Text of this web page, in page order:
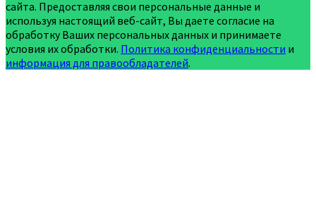
сайта. Предоставляя свои персональные данные и
используя настоящий веб-сайт, Вы даете согласие на
обработку Ваших персональных данных и принимаете
условия их обработки. Политика конфиденциальности и
информация для правообладателей.